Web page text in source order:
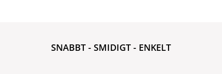
SNABBT - SMIDIGT - ENKELT